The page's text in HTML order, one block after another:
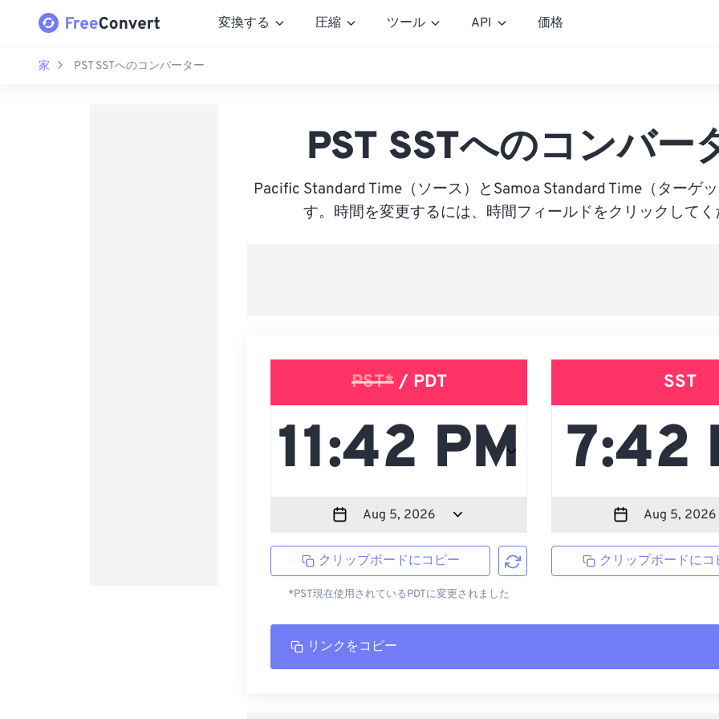
変換する 圧縮 ツール API 価格
家 PST SSTへのコンバーター
PST SSTへのコンバー
Pacific Standard Time（ソース）とSamoa Standard Time（ターゲ
す。時間を変更するには、時間フィールドをクリックして
PST*/ PDT
クリップボードにコピー
*PST現在使用されているPDTに変更されました
SST
クリップボードにコ
リンクをコピー